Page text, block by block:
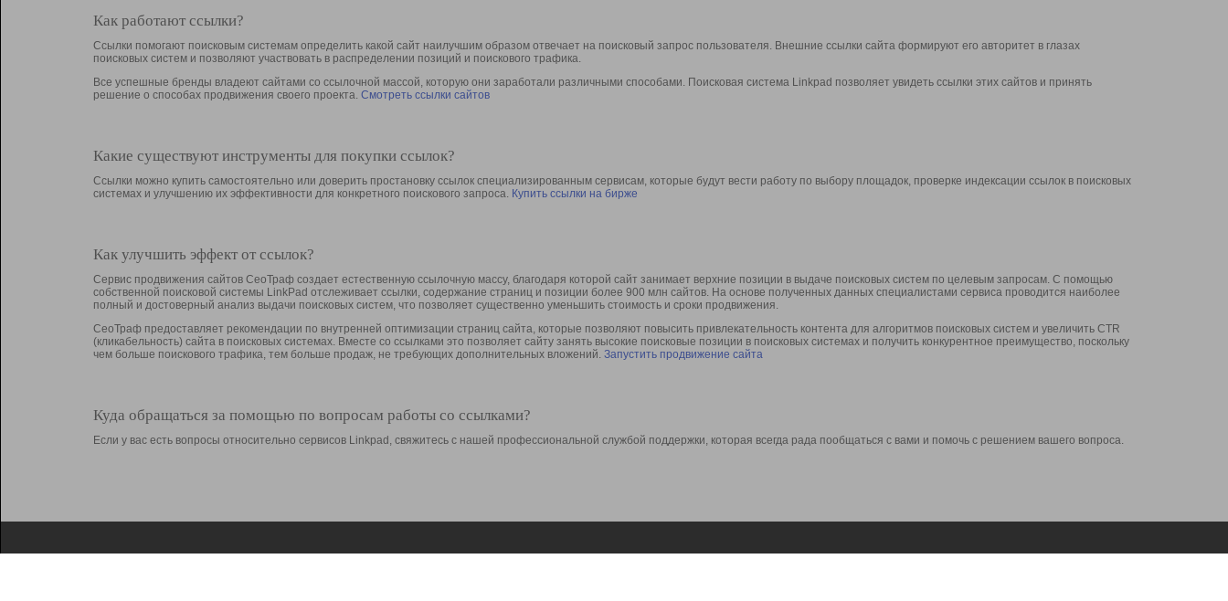
Как работают ссылки?
Ссылки помогают поисковым системам определить какой сайт наилучшим образом отвечает на поисковый запрос пользователя. Внешние ссылки сайта формируют его авторитет в глазах
поисковых систем и позволяют участвовать в раcпределении позиций и поискового трафика.
Все успешные бренды владеют сайтами со ссылочной массой, которую они заработали различными способами. Поисковая система Linkpad позволяет увидеть ссылки этих сайтов и принять
решение о способах продвижения своего проекта. Смотреть ссылки сайтов
Какие существуют инструменты для покупки ссылок?
Ссылки можно купить самостоятельно или доверить простановку ссылок специализированным сервисам, которые будут вести работу по выбору площадок, проверке индексации ссылок в поисковых
системах и улучшению их эффективности для конкретного поискового запроса. Купить ссылки на бирже
Как улучшить эффект от ссылок?
Сервис продвижения сайтов СеоТраф создает естественную ссылочную массу, благодаря которой сайт занимает верхние позиции в выдаче поисковых систем по целевым запросам. С помощью
собственной поисковой системы LinkPad отслеживает ссылки, содержание страниц и позиции более 900 млн сайтов. На основе полученных данных специалистами сервиса проводится наиболее
полный и достоверный анализ выдачи поисковых систем, что позволяет существенно уменьшить стоимость и сроки продвижения.
СеоТраф предоставляет рекомендации по внутренней оптимизации страниц сайта, которые позволяют повысить привлекательность контента для алгоритмов поисковых систем и увеличить CTR
(кликабельность) сайта в поисковых системах. Вместе со ссылками это позволяет сайту занять высокие поисковые позиции в поисковых системах и получить конкурентное преимущество, поскольку
чем больше поискового трафика, тем больше продаж, не требующих дополнительных вложений. Запустить продвижение сайта
Куда обращаться за помощью по вопросам работы со ссылками?
Если у вас есть вопросы относительно сервисов Linkpad, свяжитесь с нашей профессиональной службой поддержки, которая всегда рада пообщаться с вами и помочь с решением вашего вопроса.